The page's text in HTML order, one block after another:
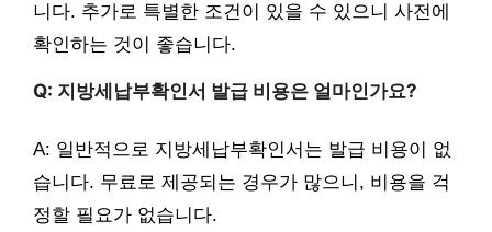
니다. 추가로 특별한 조건이 있을 수 있으니 사전에
확인하는 것이 좋습니다.
Q: 지방세납부확인서 발급 비용은 얼마인가요?
A: 일반적으로 지방세납부확인서는 발급 비용이 없
습니다. 무료로 제공되는 경우가 많으니, 비용을 걱
정할 필요가 없습니다.